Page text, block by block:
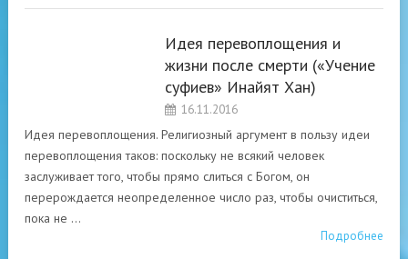
СВОБОДЕ ДУХА.
Идея перевоплощения и
жизни после смерти («Учение
суфиев» Инайят Хан)
16.11.2016
Идея перевоплощения. Религиозный аргумент в пользу идеи
перевоплощения таков: поскольку не всякий человек
заслуживает того, чтобы прямо слиться с Богом, он
перерождается неопределенное число раз, чтобы очиститься,
пока не …
Подробнее